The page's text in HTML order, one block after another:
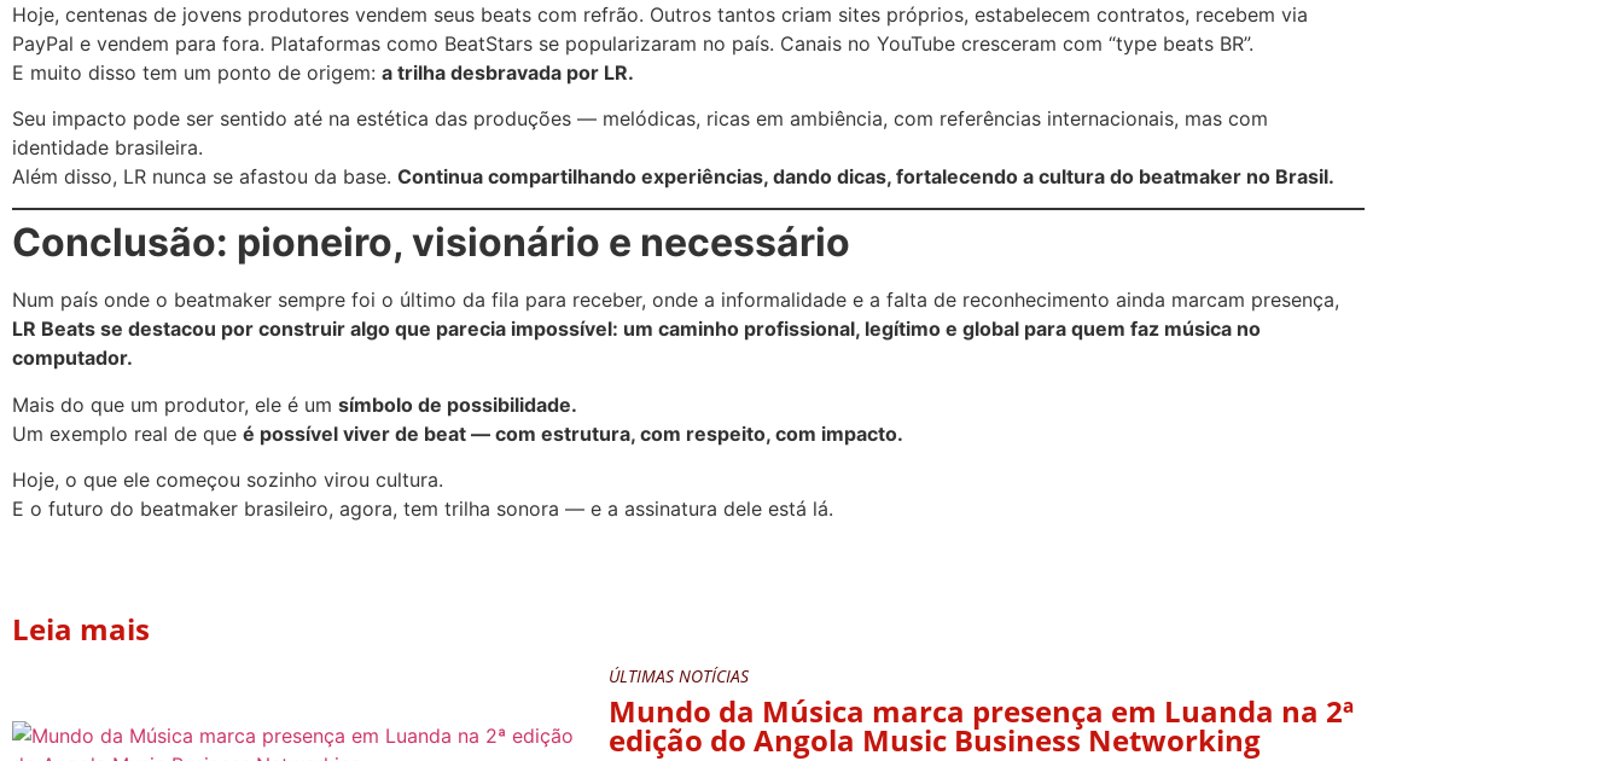
Hoje, centenas de jovens produtores vendem seus beats com refrão. Outros tantos criam sites próprios, estabelecem contratos, recebem via
PayPal e vendem para fora. Plataformas como BeatStars se popularizaram no país. Canais no YouTube cresceram com “type beats BR”.
E muito disso tem um ponto de origem: a trilha desbravada por LR.
Seu impacto pode ser sentido até na estética das produções — melódicas, ricas em ambiência, com referências internacionais, mas com
identidade brasileira.
Além disso, LR nunca se afastou da base. Continua compartilhando experiências, dando dicas, fortalecendo a cultura do beatmaker no Brasil.
Conclusão: pioneiro, visionário e necessário
Num país onde o beatmaker sempre foi o último da fila para receber, onde a informalidade e a falta de reconhecimento ainda marcam presença,
LR Beats se destacou por construir algo que parecia impossível: um caminho profissional, legítimo e global para quem faz música no
computador.
Mais do que um produtor, ele é um símbolo de possibilidade.
Um exemplo real de que é possível viver de beat — com estrutura, com respeito, com impacto.
Hoje, o que ele começou sozinho virou cultura.
E o futuro do beatmaker brasileiro, agora, tem trilha sonora — e a assinatura dele está lá.
Leia mais
ÚLTIMAS NOTÍCIAS
Mundo da Música marca presença em Luanda na 2ª
edição do Angola Music Business Networking